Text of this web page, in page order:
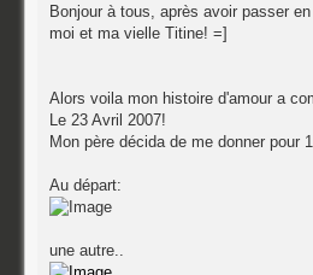
Bonjour à tous, après avoir passer
moi et ma vielle Titine! =]
Alors voila mon histoire d'amour a
Le 23 Avril 2007!
Mon père décida de me donner pour
Au départ:
une autre..